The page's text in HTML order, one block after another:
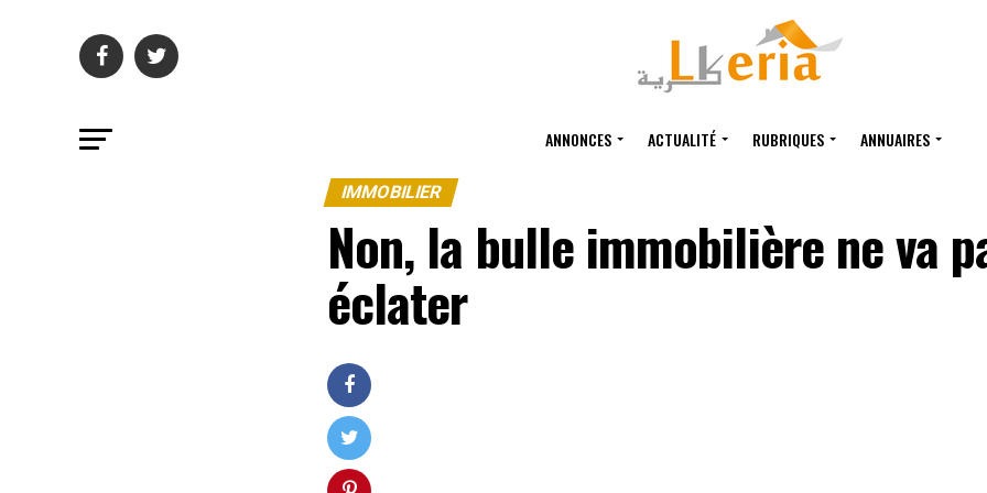
ANNONCES ACTUALITÉ RUBRIQUES ANNUAIRES
IMMOBILIER
Non, la bulle immobilière ne va
éclater